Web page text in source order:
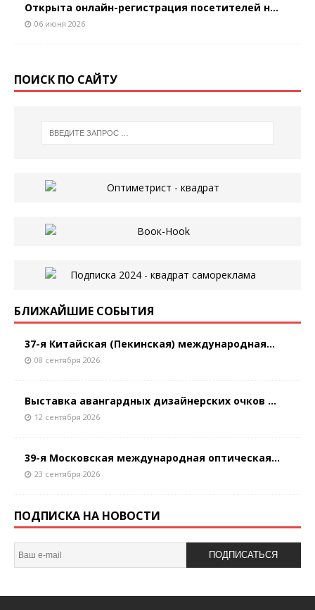
Открыта онлайн-регистрация посетителей н...
06 июня 2026
ПОИСК ПО САЙТУ
БЛИЖАЙШИЕ СОБЫТИЯ
37-я Китайская (Пекинская) международная...
08 сентября 2026
Выставка авангардных дизайнерских очков ...
12 сентября 2026
39-я Московская международная оптическая...
23 сентября 2026
ПОДПИСКА НА НОВОСТИ
ПОДПИСАТЬСЯ